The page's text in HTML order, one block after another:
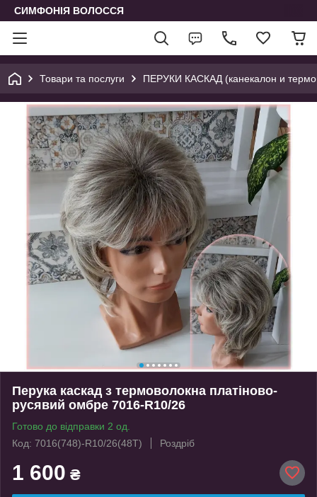
СИМФОНІЯ ВОЛОССЯ
Товари та послуги ПЕРУКИ КАСКАД (канекалон и
Перука каскад з термоволокна платіново-
русявий омбре 7016-R10/26
Готово до відправки 2 од.
Код: 7016(748)-R10/26(48T)
Роздріб
1 600 ₴